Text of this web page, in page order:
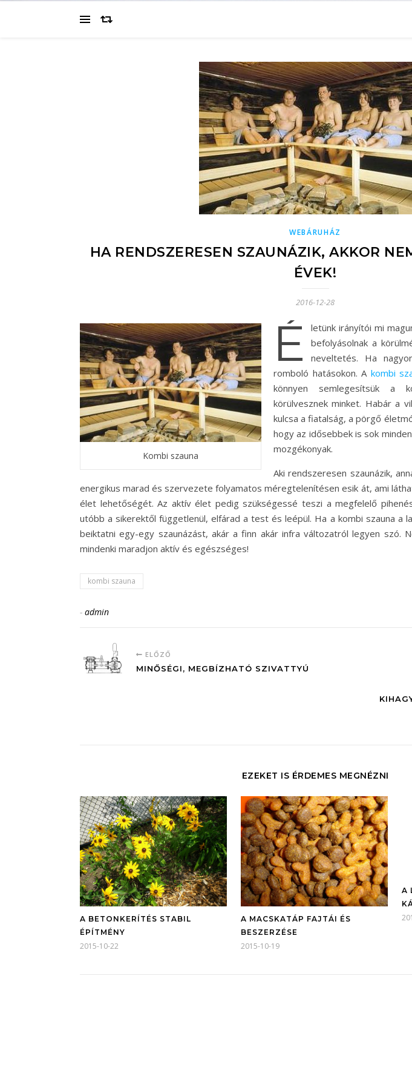
WEBÁRUHÁZ
HA RENDSZERESEN SZAUNÁZIK, AKKOR
ÉVEK!
2016-12-28
Kombi szauna
É
letünk irányítói mi
befolyásolnak a
neveltetés. Ha
romboló hatásokon. A kombi
könnyen semlegesítsük a
körülvesznek minket. Habár a
kulcsa a fiatalság, a pörgő
hogy az idősebbek is sok
mozgékonyak.
Aki rendszeresen szaunázik,
energikus marad és szervezete folyamatos méregtelenítésen esik át, ami
élet lehetőségét. Az aktív élet pedig szükségessé teszi a megfelelő
utóbb a sikerektől függetlenül, elfárad a test és leépül. Ha a kombi szauna a
beiktatni egy-egy szaunázást, akár a finn akár infra változatról legyen szó.
mindenki maradjon aktív és egészséges!
kombi szauna
- admin
ELŐZŐ
MINŐSÉGI, MEGBÍZHATÓ SZIVATTYÚ
EZEKET IS ÉRDEMES MEGNÉZNI
A BETONKERÍTÉS STABIL
ÉPÍTMÉNY
2015-10-22
A MACSKATÁP FAJTÁI ÉS
BESZERZÉSE
2015-10-19
A